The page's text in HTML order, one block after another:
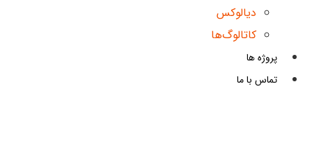
دیالوکس
کاتالوگ‌ها
پروژه ها
تماس با ما